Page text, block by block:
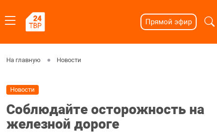
Прямой эфир
На главную Новости
Новости
Соблюдайте осторожность на
железной дороге